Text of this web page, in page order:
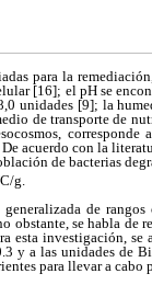
para la
[16]; el pH se
unidades [9]; la
de transporte de
corresponde
acuerdo con la
de bacterias
g.
de
obstante, se habla de
esta investigación,
y a las unidades de
para llevar a cabo